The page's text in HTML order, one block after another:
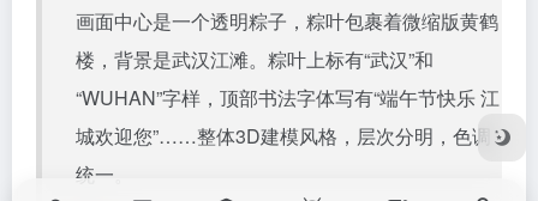
画面中心是一个透明粽子，粽叶包裹着微缩版黄鹤
楼，背景是武汉江滩。粽叶上标有“武汉”和
“WUHAN”字样，顶部书法字体写有“端午节快乐 江
城欢迎您”……整体3D建模风格，层次分明，色调
统一。